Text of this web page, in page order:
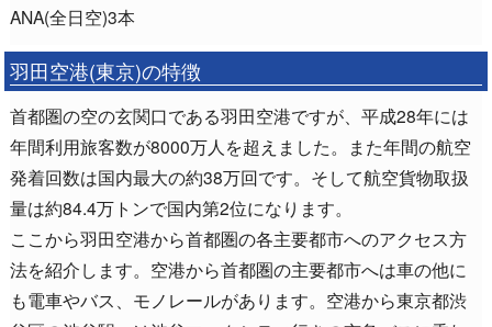
ANA(全日空)3本
羽田空港(東京)の特徴
首都圏の空の玄関口である羽田空港ですが、平成28年には
年間利用旅客数が8000万人を超えました。また年間の航空
発着回数は国内最大の約38万回です。そして航空貨物取扱
量は約84.4万トンで国内第2位になります。
ここから羽田空港から首都圏の各主要都市へのアクセス方
法を紹介します。空港から首都圏の主要都市へは車の他に
も電車やバス、モノレールがあります。空港から東京都渋